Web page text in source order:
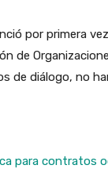
por primera
de
de diálogo, no
para contratos